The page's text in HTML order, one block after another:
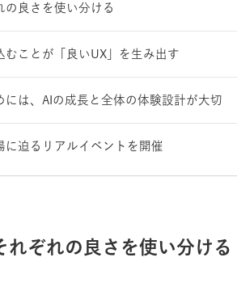
の良さを使い分ける
むことが「良いUX」を生み出す
には、AIの成長と全体の体験設計が大切
に迫るリアルイベントを開催
れぞれの良さを使い分ける